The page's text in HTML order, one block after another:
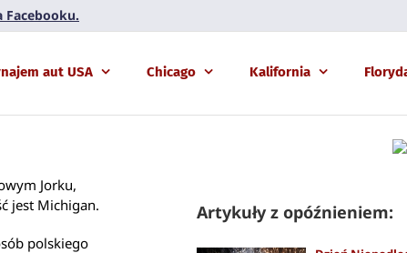
Facebooku.
aut USA Chicago Kalifornia
Jorku,
jest Michigan.
polskiego
Artykuły z opóźnieniem: